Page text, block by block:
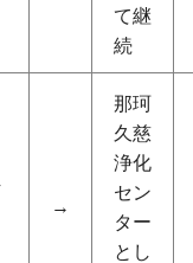
て継
続
→
那珂
久慈
浄化
セン
ター
とし